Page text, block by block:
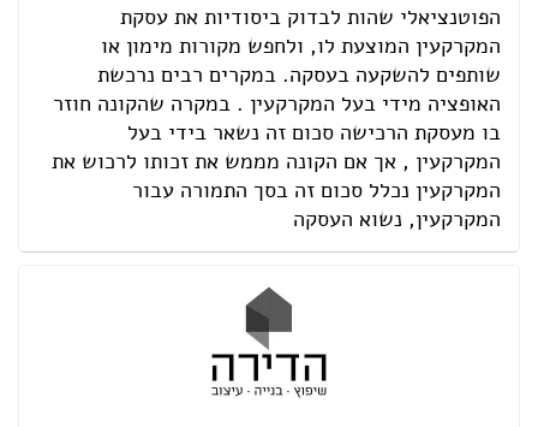
הפוטנציאלי שהות לבדוק ביסודיות את עסקת
המקרקעין המוצעת לו, ולחפש מקורות מימון או
שותפים להשקעה בעסקה. במקרים רבים נרכשת
האופציה מידי בעל המקרקעין . במקרה שהקונה חוזר
בו מעסקת הרכישה סכום זה נשאר בידי בעל
המקרקעין , אך אם הקונה מממש את זכותו לרכוש את
המקרקעין נכלל סכום זה בסך התמורה עבור
המקרקעין, נשוא העסקה